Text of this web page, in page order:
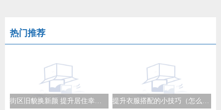
热门推荐
街区旧貌换新颜 提升居住幸福感（办实事 解民忧） 提升衣服搭配的小技巧（怎么搭配会很好看